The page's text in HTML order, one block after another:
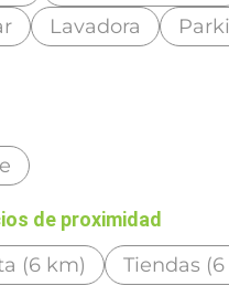
Lavadora
de proximidad
(6 km) Tiendas